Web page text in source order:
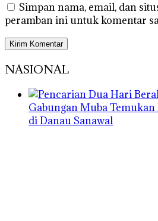
Simpan nama, email, dan
peramban ini untuk komentar
NASIONAL